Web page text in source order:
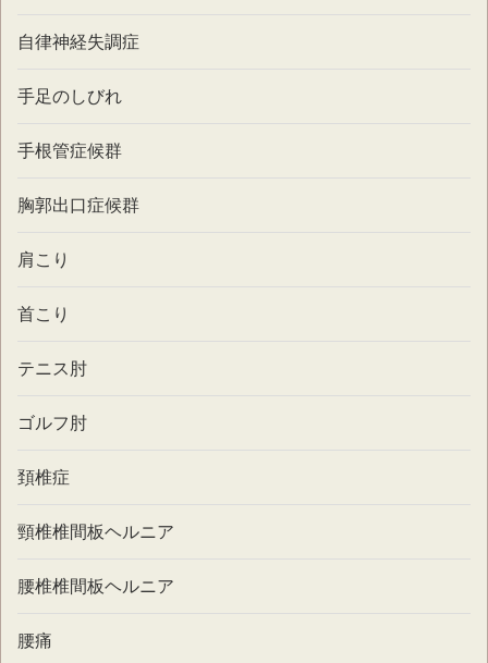
自律神経失調症
手足のしびれ
手根管症候群
胸郭出口症候群
肩こり
首こり
テニス肘
ゴルフ肘
頚椎症
頸椎椎間板ヘルニア
腰椎椎間板ヘルニア
腰痛